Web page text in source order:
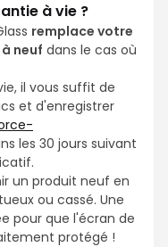
à vie ?
remplace votre
neuf dans le cas où
il vous suffit de
et d'enregistrer
les 30 jours suivant
un produit neuf en
ou cassé. Une
pour que l'écran de
protégé !